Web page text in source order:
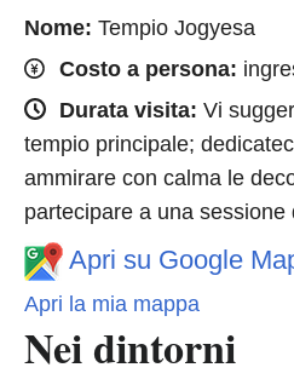
Nome: Tempio Jogyesa
Costo a persona:
Durata visita: Vi
tempio principale;
ammirare con calma le
partecipare a una sessione
Apri su Google
Apri la mia mappa
Nei dintorni